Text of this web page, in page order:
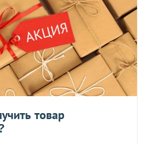
товар